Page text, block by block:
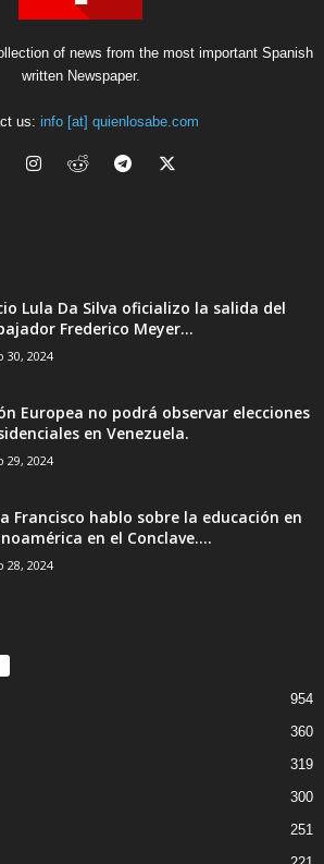
of news from the most important Spanish
written Newspaper.
us: info [at] quienlosabe.com
Lula Da Silva oficializo la salida del
Frederico Meyer...
30, 2024
Europea no podrá observar elecciones
en Venezuela.
29, 2024
Francisco hablo sobre la educación en
en el Conclave....
28, 2024
954
360
319
300
251